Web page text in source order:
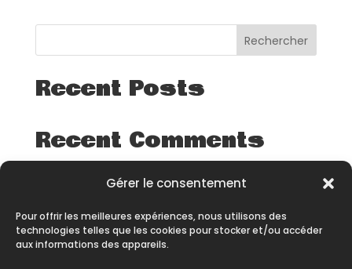
Gérer le consentement
Pour offrir les meilleures expériences, nous utilisons des
technologies telles que les cookies pour stocker et/ou accéder
aux informations des appareils.
Rechercher
Recent Posts
Recent Comments